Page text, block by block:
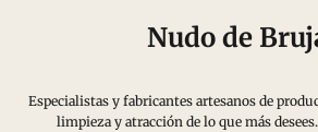
Nudo de
Especialistas y fabricantes artesanos de
limpieza y atracción de lo que más